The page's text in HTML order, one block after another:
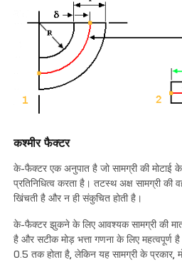
कश्मीर फैक्टर
के-फैक्टर एक अनुपात है जो सामग्री की मोटाई
प्रतिनिधित्व करता है। तटस्थ अक्ष सामग्री
खिंचती है और न ही संकुचित होती है।
के-फैक्टर झुकने के लिए आवश्यक सामग्री की
है और सटीक मोड़ भत्ता गणना के लिए
0.5 तक होता है, लेकिन यह सामग्री के प्रकार,